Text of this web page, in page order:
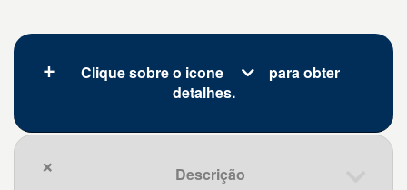
Clique sobre o icone
para obter
detalhes.
Descrição